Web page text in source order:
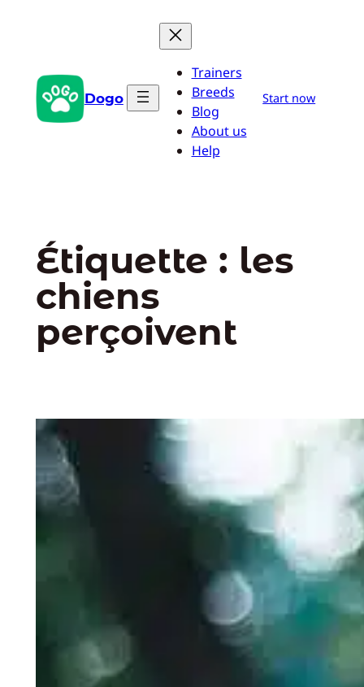
Dogo
Trainers
Breeds
Blog
About us
Help
Start now
Étiquette : les
chiens
perçoivent